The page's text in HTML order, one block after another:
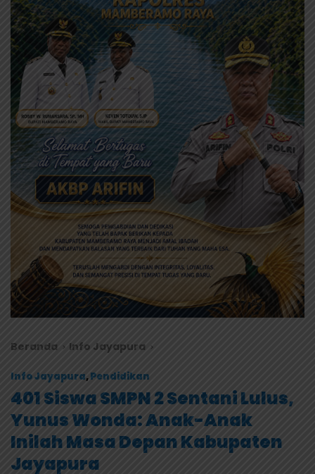
Beranda Info Jayapura
Info Jayapura,Pendidikan
401 Siswa SMPN 2 Sentani Lulus,
Yunus Wonda: Anak-Anak
Inilah Masa Depan Kabupaten
Jayapura